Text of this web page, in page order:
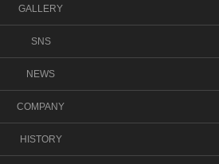
GALLERY
SNS
NEWS
COMPANY
HISTORY